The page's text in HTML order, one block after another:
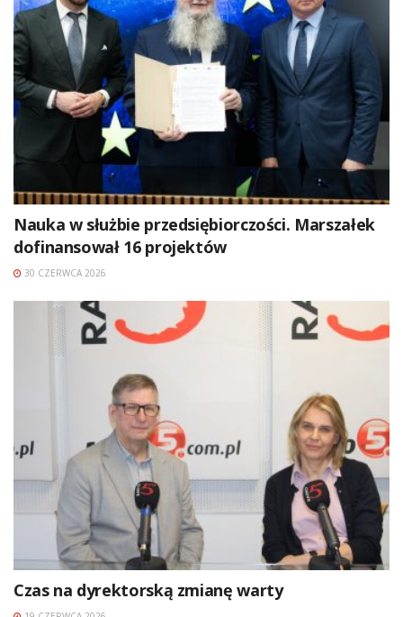
Nauka w służbie przedsiębiorczości. Marszałek
dofinansował 16 projektów
30 CZERWCA 2026
Czas na dyrektorską zmianę warty